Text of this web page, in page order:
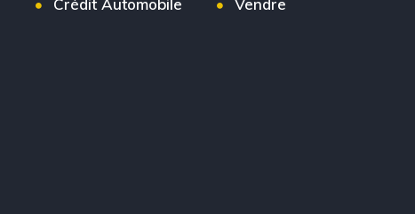
Crédit Automobile Vendre